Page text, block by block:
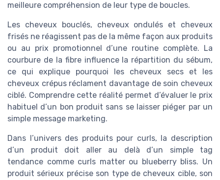
meilleure compréhension de leur type de boucles.
Les cheveux bouclés, cheveux ondulés et cheveux
frisés ne réagissent pas de la même façon aux produits
ou au prix promotionnel d’une routine complète. La
courbure de la fibre influence la répartition du sébum,
ce qui explique pourquoi les cheveux secs et les
cheveux crépus réclament davantage de soin cheveux
ciblé. Comprendre cette réalité permet d’évaluer le prix
habituel d’un bon produit sans se laisser piéger par un
simple message marketing.
Dans l’univers des produits pour curls, la description
d’un produit doit aller au delà d’un simple tag
tendance comme curls matter ou blueberry bliss. Un
produit sérieux précise son type de cheveux cible, son